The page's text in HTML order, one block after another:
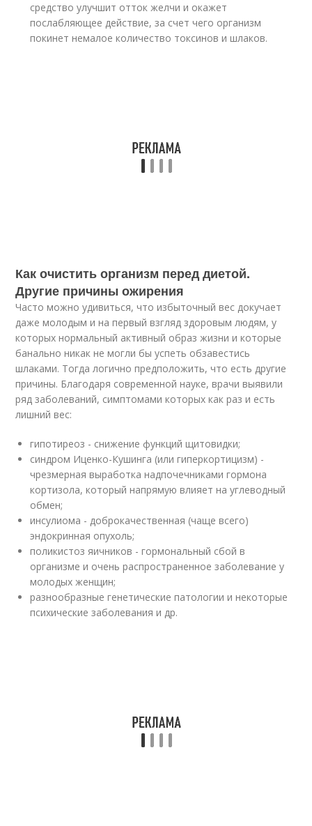
средство улучшит отток желчи и окажет
послабляющее действие, за счет чего организм
покинет немалое количество токсинов и шлаков.
Как очистить организм перед диетой.
Другие причины ожирения
Часто можно удивиться, что избыточный вес докучает
даже молодым и на первый взгляд здоровым людям, у
которых нормальный активный образ жизни и которые
банально никак не могли бы успеть обзавестись
шлаками. Тогда логично предположить, что есть другие
причины. Благодаря современной науке, врачи выявили
ряд заболеваний, симптомами которых как раз и есть
лишний вес:
гипотиреоз - снижение функций щитовидки;
синдром Иценко-Кушинга (или гиперкортицизм) -
чрезмерная выработка надпочечниками гормона
кортизола, который напрямую влияет на углеводный
обмен;
инсулиома - доброкачественная (чаще всего)
эндокринная опухоль;
поликистоз яичников - гормональный сбой в
организме и очень распространенное заболевание у
молодых женщин;
разнообразные генетические патологии и некоторые
психические заболевания и др.